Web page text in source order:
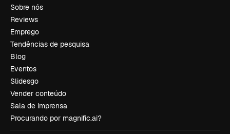
Sobre nós
Reviews
Emprego
Tendências de pesquisa
Blog
Eventos
Slidesgo
Vender conteúdo
Sala de imprensa
Procurando por magnific.ai?